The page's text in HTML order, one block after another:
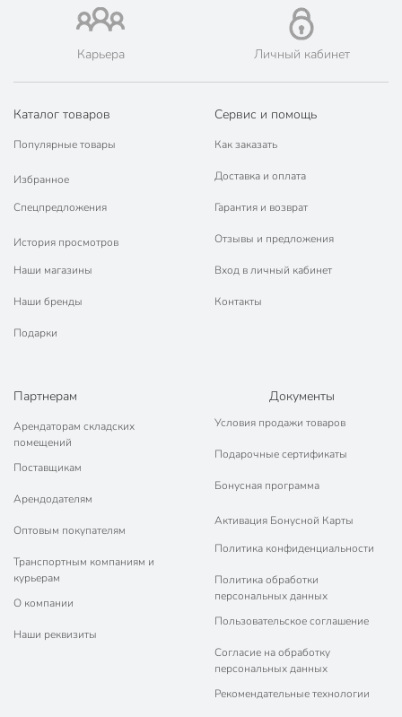
для электрических
плит
Артикул производителя
HL68116
Вес в упаковке
215 г
Габариты упаковки
9 x 18 x 33 см
Карьера Личный кабинет
Каталог товаров
Популярные товары
Избранное
Спецпредложения
История просмотров
Наши магазины
Наши бренды
Подарки
Сервис и помощь
Как заказать
Доставка и оплата
Гарантия и возврат
Отзывы и предложения
Вход в личный кабинет
Контакты
Партнерам
Арендаторам складских
помещений
Поставщикам
Арендодателям
Оптовым покупателям
Транспортным компаниям и
курьерам
О компании
Наши реквизиты
Документы
Условия продажи товаров
Подарочные сертификаты
Бонусная программа
Активация Бонусной Карты
Политика конфиденциальности
Политика обработки
персональных данных
Пользовательское соглашение
Согласие на обработку
персональных данных
Рекомендательные технологии